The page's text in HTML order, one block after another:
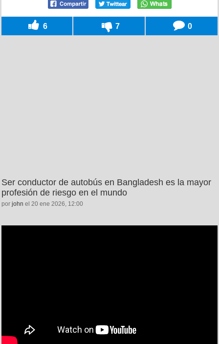
6 7 0
Ser conductor de autobús en Bangladesh es la mayor
profesión de riesgo en el mundo
por john el 20 ene 2026, 12:00